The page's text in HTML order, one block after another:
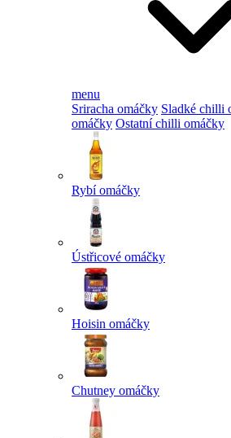
menu
Sriracha omáčky Sladké chilli
omáčky Ostatní chilli omáčky
Rybí omáčky
Ústřicové omáčky
Hoisin omáčky
Chutney omáčky